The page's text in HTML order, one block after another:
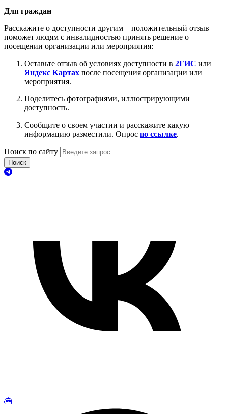
Для граждан
Расскажите о доступности другим – положительный отзыв
поможет людям с инвалидностью принять решение о
посещении организации или мероприятия:
Оставьте отзыв об условиях доступности в 2ГИС или
Яндекс Картах после посещения организации или
мероприятия.
Поделитесь фотографиями, иллюстрирующими
доступность.
Сообщите о своем участии и расскажите какую
информацию разместили. Опрос по ссылке.
Поиск по сайту
Поиск